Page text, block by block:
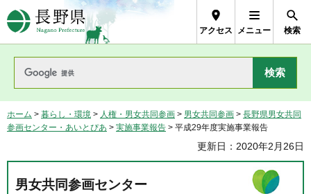
長野県Nagano Prefecture
アクセス メニュー 検索
ホーム > 暮らし・環境 > 人権・男女共同参画 > 男女共同参画 > 長野県男女共同
参画センター・あいとぴあ > 実施事業報告 > 平成29年度実施事業報告
更新日：2020年2月26日
男女共同参画センター